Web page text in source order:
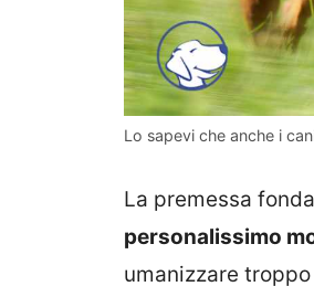
Lo sapevi che anche i
La premessa
personalissimo
umanizzare